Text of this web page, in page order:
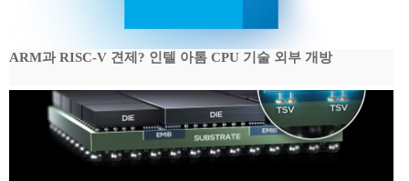
ARM과 RISC-V 견제? 인텔 아톰 CPU 기술 외부 개방